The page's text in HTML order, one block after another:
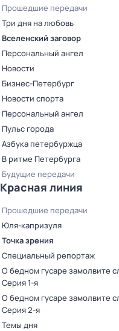
Прошедшие передачи
Три дня на любовь
Вселенский заговор
Персональный ангел
Новости
Бизнес-Петербург
Новости спорта
Персональный ангел
Пульс города
Азбука петербуржца
В ритме Петербурга
Будущие передачи
Красная линия
Прошедшие передачи
Юля-капризуля
Точка зрения
Специальный репортаж
О бедном гусаре замолвите
Серия 1-я
О бедном гусаре замолвите
Серия 2-я
Темы дня